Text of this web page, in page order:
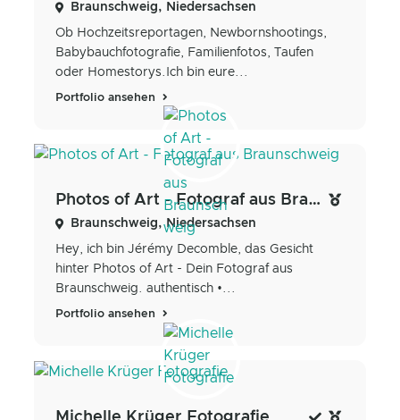
Braunschweig, Niedersachsen
Ob Hochzeitsreportagen, Newbornshootings,
Babybauchfotografie, Familienfotos, Taufen
oder Homestorys.Ich bin eure...
Portfolio ansehen
Photos of Art - Fotograf aus Braunschweig
Braunschweig, Niedersachsen
Hey, ich bin Jérémy Decomble, das Gesicht
hinter Photos of Art - Dein Fotograf aus
Braunschweig. authentisch •...
Portfolio ansehen